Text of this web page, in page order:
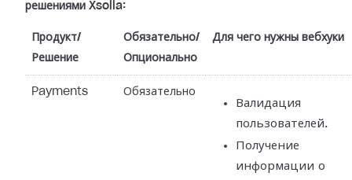
решениями Xsolla:
Продукт/
Решение
Обязательно/
Опционально
Для чего нужны вебхуки
Payments Обязательно
Валидация
пользователей.
Получение
информации о